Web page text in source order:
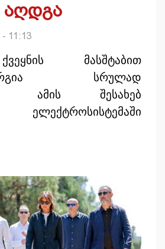
11:13
მასშტაბით
სრულად
ამის შესახებ
ელექტროსისტემაში